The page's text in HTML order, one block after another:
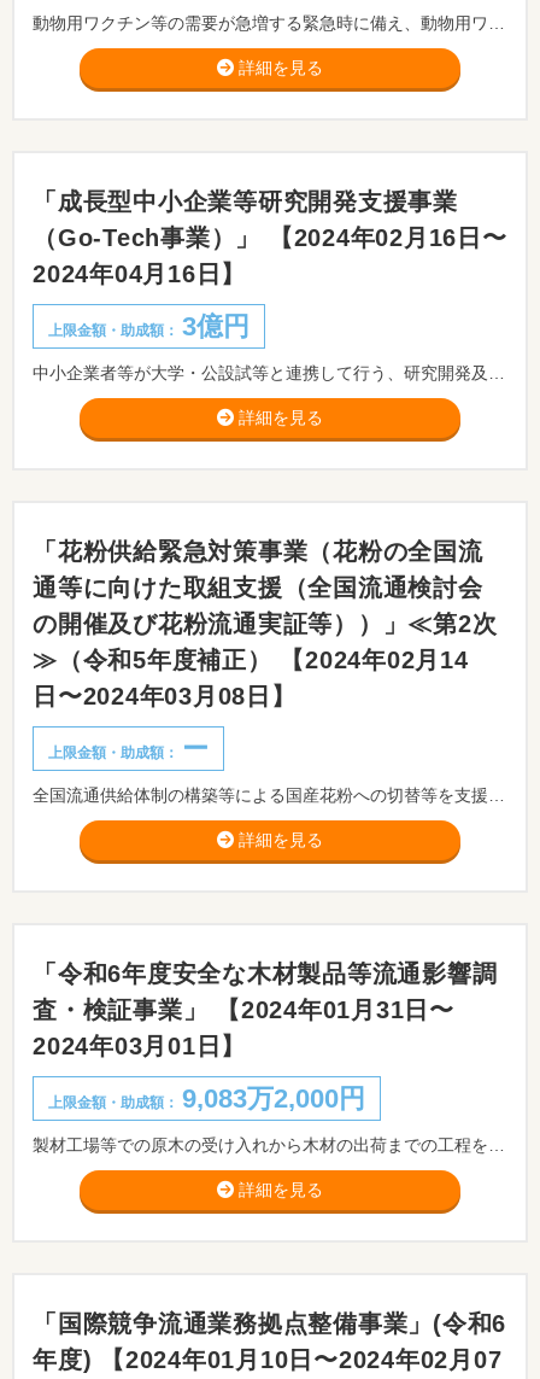
詳細を見る
「成長型中小企業等研究開発支援事業
（Go-Tech事業）」 【2024年02月16日〜
2024年04月16日】
上限金額・助成額： 3億円
詳細を見る
「花粉供給緊急対策事業（花粉の全国流
通等に向けた取組支援（全国流通検討会
の開催及び花粉流通実証等））」≪第2次
≫（令和5年度補正） 【2024年02月14
日〜2024年03月08日】
上限金額・助成額： ー
詳細を見る
「令和6年度安全な木材製品等流通影響調
査・検証事業」 【2024年01月31日〜
2024年03月01日】
上限金額・助成額： 9,083万2,000円
詳細を見る
「国際競争流通業務拠点整備事業」(令和6
年度) 【2024年01月10日〜2024年02月07